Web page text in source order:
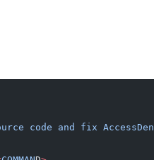
code and fix